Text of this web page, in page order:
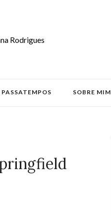
PASSATEMPOS SOBRE MIM